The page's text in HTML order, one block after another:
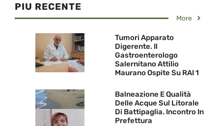
PIU RECENTE
More
Tumori Apparato
Digerente. Il
Gastroenterologo
Salernitano Attilio
Maurano Ospite Su RAI 1
Balneazione E Qualità
Delle Acque Sul Litorale
Di Battipaglia. Incontro In
Prefettura